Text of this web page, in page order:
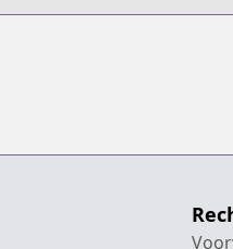
e Kayou